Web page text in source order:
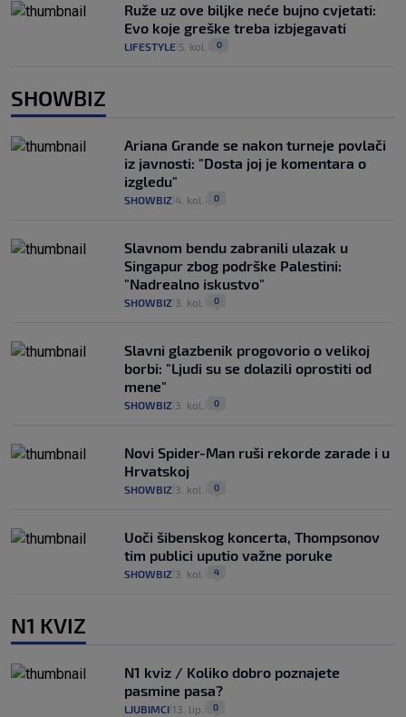
Ruže uz ove biljke neće bujno cvjetati:
Evo koje greške treba izbjegavati
LIFESTYLE 5. kol. 0
SHOWBIZ
Ariana Grande se nakon turneje povlači
iz javnosti: "Dosta joj je komentara o
izgledu"
SHOWBIZ 4. kol. 0
Slavnom bendu zabranili ulazak u
Singapur zbog podrške Palestini:
"Nadrealno iskustvo"
SHOWBIZ 3. kol. 0
Slavni glazbenik progovorio o velikoj
borbi: "Ljudi su se dolazili oprostiti od
mene"
SHOWBIZ 3. kol. 0
Novi Spider-Man ruši rekorde zarade i u
Hrvatskoj
SHOWBIZ 3. kol. 0
Uoči šibenskog koncerta, Thompsonov
tim publici uputio važne poruke
SHOWBIZ 3. kol. 4
N1 KVIZ
N1 kviz / Koliko dobro poznajete
pasmine pasa?
LJUBIMCI 13. lip. 0